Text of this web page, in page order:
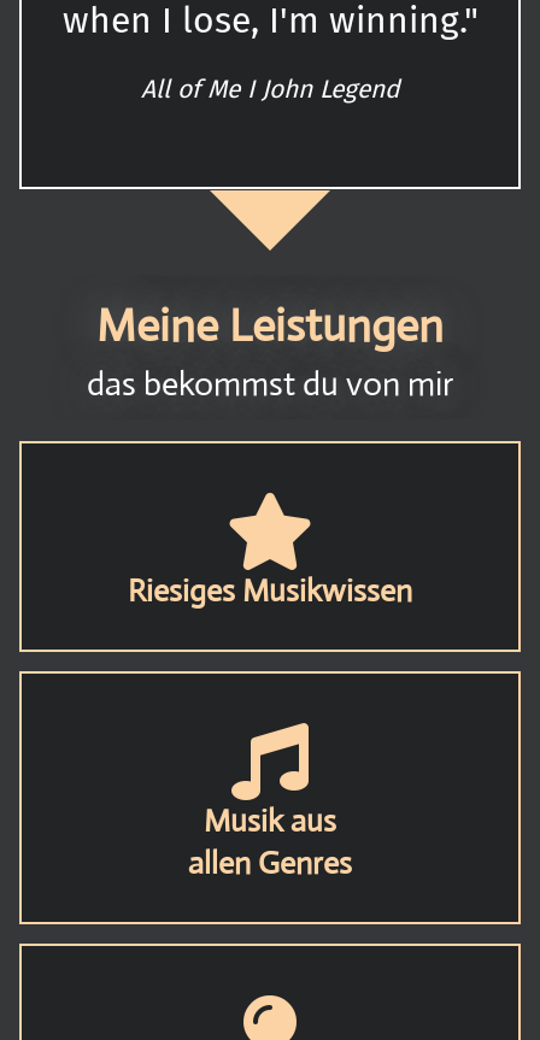
when I lose, I'm winning."
All of Me I John Legend
Meine Leistungen
das bekommst du von mir
Riesiges Musikwissen
Musik aus
allen Genres